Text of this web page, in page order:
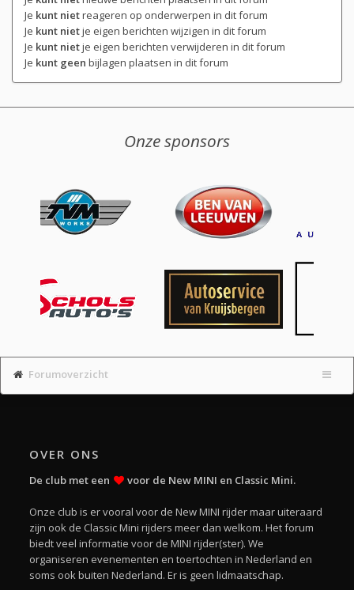
Je kunt nietreageren op onderwerpen in dit forum
Je kunt nietje eigen berichten wijzigen in dit forum
Je kunt nietje eigen berichten verwijderen in dit forum
Je kunt geen bijlagen plaatsen in dit forum
Onze sponsors
Forumoverzicht
OVER ONS
De club met een voor de New MINI en Classic Mini.
Onze club is er vooral voor de New MINI rijder maar uiteraard
zijn ook de Classic Mini rijders meer dan welkom. Het forum
biedt veel informatie voor de MINI rijder(ster). We
organiseren evenementen en toertochten in Nederland en
soms ook buiten Nederland. Er is geen lidmaatschap.